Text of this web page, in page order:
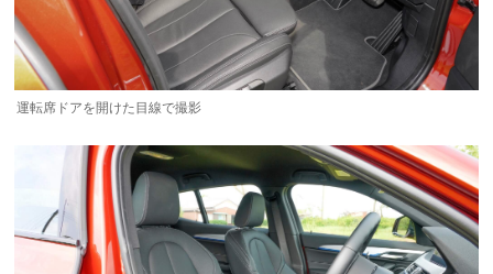
運転席ドアを開けた目線で撮影